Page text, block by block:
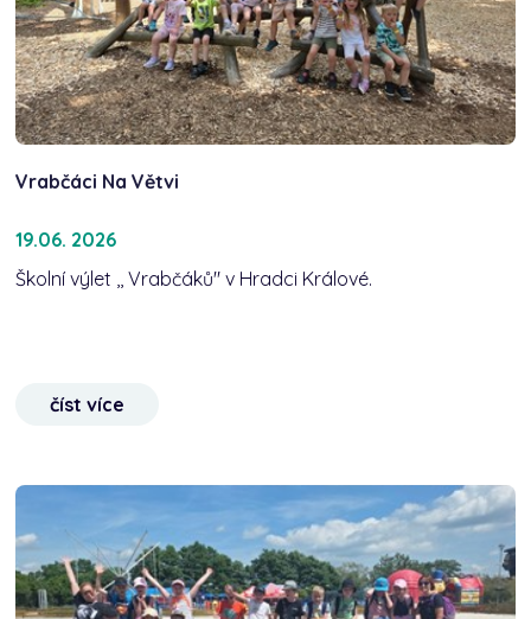
Vrabčáci Na Větvi
19.06. 2026
Školní výlet ,, Vrabčáků" v Hradci Králové.
číst více